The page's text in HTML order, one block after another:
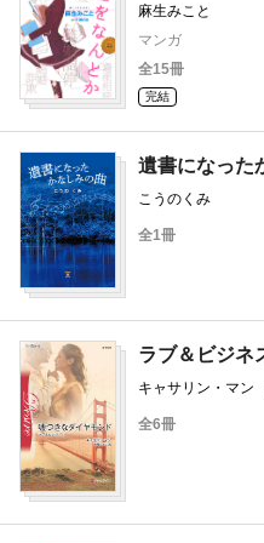
麻生みこと
マンガ
全15冊
完結
遺書になった
こうのくみ
全1冊
ラブ＆ビジネ
キャサリン・マン
全6冊